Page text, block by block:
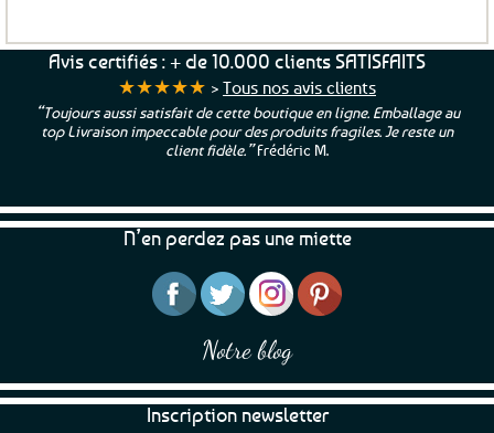
Avis certifiés : + de 10.000 clients SATISFAITS
★★★★★ > Tous nos avis clients
“Toujours aussi satisfait de cette boutique en ligne. Emballage au
top Livraison impeccable pour des produits fragiles. Je reste un
client fidèle.”Frédéric M.
N’en perdez pas une miette
Notre blog
Inscription newsletter